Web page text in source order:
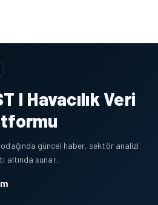
I Havacılık Veri
odağında güncel haber, sektör analizi
altında sunar.